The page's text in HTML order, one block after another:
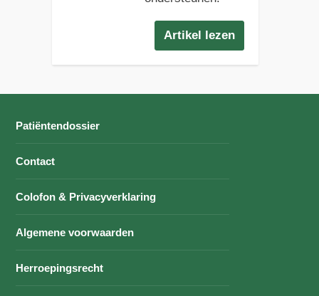
Artikel lezen
Patiëntendossier
Contact
Colofon & Privacyverklaring
Algemene voorwaarden
Herroepingsrecht